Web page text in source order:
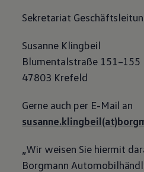
Sekretariat
Susanne Klingbeil
Blumentalstraße 151–155
47803 Krefeld
Gerne auch per E-Mail an
„Wir weisen Sie hiermit
Borgmann